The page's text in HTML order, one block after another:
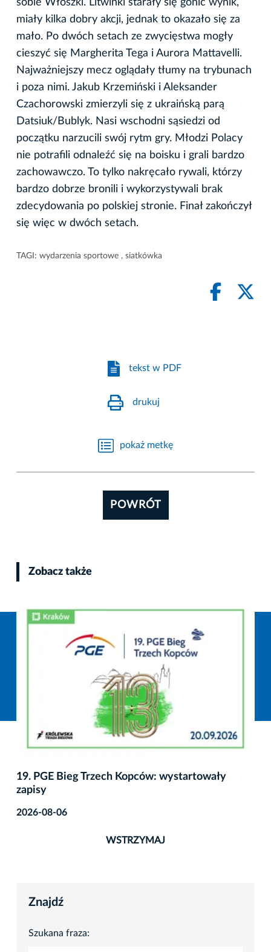
sobie Włoszki. Litwinki starały się gonić wynik,
miały kilka dobry akcji, jednak to okazało się za
mało. Po dwóch setach ze zwycięstwa mogły
cieszyć się Margherita Tega i Aurora Mattavelli.
Najważniejszy mecz oglądały tłumy na trybunach
i poza nimi. Jakub Krzemiński i Aleksander
Czachorowski zmierzyli się z ukraińską parą
Datsiuk/Bublyk. Nasi wschodni sąsiedzi od
początku narzucili swój rytm gry. Młodzi Polacy
nie potrafili odnaleźć się na boisku i grali bardzo
zachowawczo. To tylko nakręcało rywali, którzy
bardzo dobrze bronili i wykorzystywali brak
zdecydowania po polskiej stronie. Finał zakończył
się więc w dwóch setach.
TAGI: wydarzenia sportowe , siatkówka
tekst w PDF
drukuj
pokaż metkę
POWRÓT
Zobacz także
19. PGE Bieg Trzech Kopców: wystartowały
zapisy
2026-08-06
WSTRZYMAJ
Znajdź
Szukana fraza: